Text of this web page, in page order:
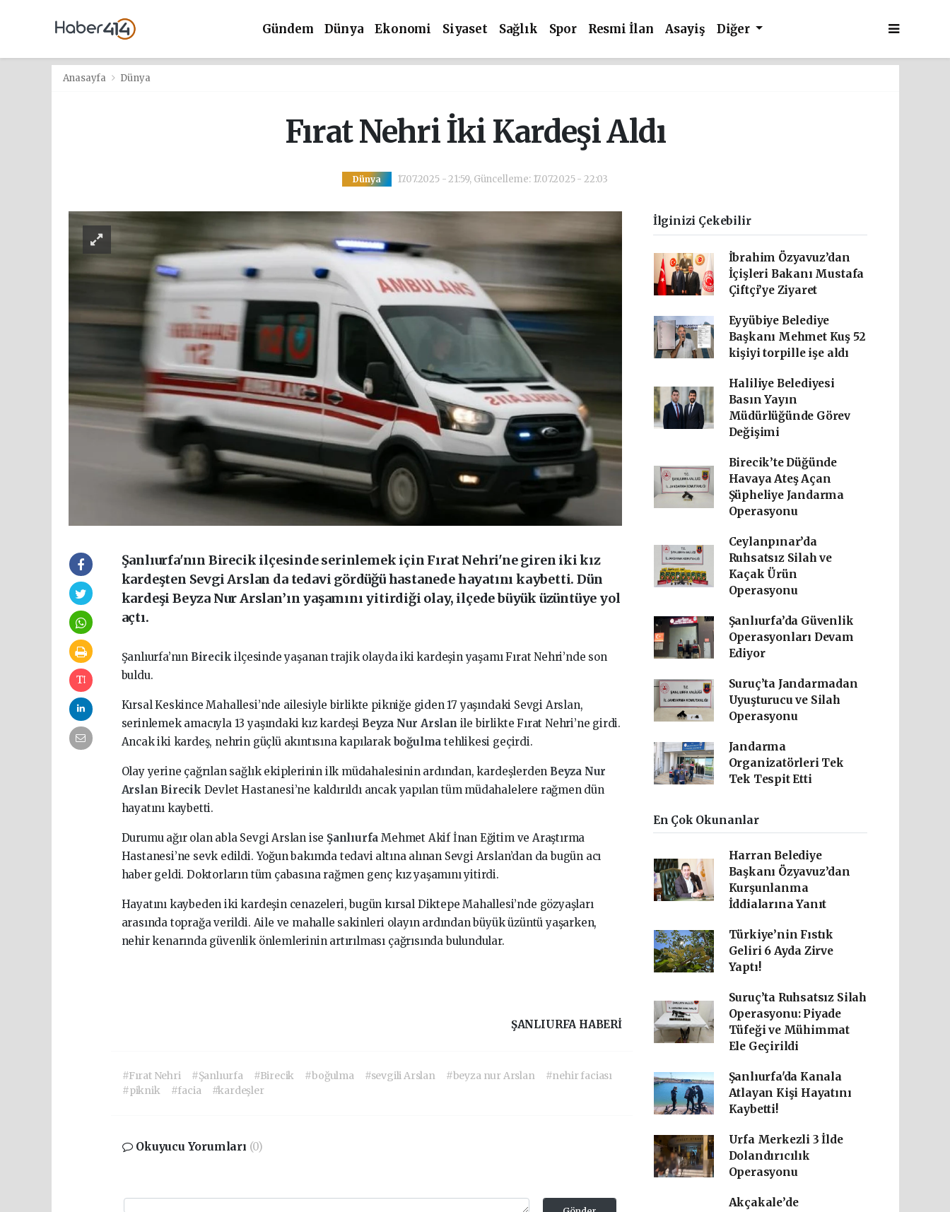
Gündem Dünya Ekonomi Siyaset Sağlık Spor Resmi İlan Asayiş Diğer
Anasayfa Dünya
Fırat Nehri İki Kardeşi Aldı
Dünya 17.07.2025 - 21:59, Güncelleme: 17.07.2025 - 22:03
Şanlıurfa'nın Birecik ilçesinde serinlemek için Fırat Nehri'ne giren iki kız
kardeşten Sevgi Arslan da tedavi gördüğü hastanede hayatını kaybetti. Dün
kardeşi Beyza Nur Arslan’ın yaşamını yitirdiği olay, ilçede büyük üzüntüye yol
açtı.
Şanlıurfa’nın Birecikilçesinde yaşanan trajik olayda iki kardeşin yaşamı Fırat Nehri’nde son
buldu.
Kırsal Keskince Mahallesi’nde ailesiyle birlikte pikniğe giden 17 yaşındaki Sevgi Arslan,
serinlemek amacıyla 13 yaşındaki kız kardeşi Beyza Nur Arslan ile birlikte Fırat Nehri’ne girdi.
Ancak iki kardeş, nehrin güçlü akıntısına kapılarak boğulmatehlikesi geçirdi.
Olay yerine çağrılan sağlık ekiplerinin ilk müdahalesinin ardından, kardeşlerden Beyza Nur
Arslan Birecik Devlet Hastanesi’ne kaldırıldı ancak yapılan tüm müdahalelere rağmen dün
hayatını kaybetti.
Durumu ağır olan abla Sevgi Arslan ise ŞanlıurfaMehmet Akif İnan Eğitim ve Araştırma
Hastanesi’ne sevk edildi. Yoğun bakımda tedavi altına alınan Sevgi Arslan’dan da bugün acı
haber geldi. Doktorların tüm çabasına rağmen genç kız yaşamını yitirdi.
Hayatını kaybeden iki kardeşin cenazeleri, bugün kırsal Diktepe Mahallesi’nde gözyaşları
arasında toprağa verildi. Aile ve mahalle sakinleri olayın ardından büyük üzüntü yaşarken,
nehir kenarında güvenlik önlemlerinin artırılması çağrısında bulundular.
ŞANLIURFA HABERİ
#Fırat Nehri #Şanlıurfa #Birecik #boğulma #sevgili Arslan #beyza nur Arslan
#nehir faciası
#piknik
#facia #kardeşler
Okuyucu Yorumları (0)
İlginizi Çekebilir
İbrahim Özyavuz’dan
İçişleri Bakanı Mustafa
Çiftçi’ye Ziyaret
Eyyübiye Belediye
Başkanı Mehmet Kuş 52
kişiyi torpille işe aldı
Haliliye Belediyesi
Basın Yayın
Müdürlüğünde Görev
Değişimi
Birecik’te Düğünde
Havaya Ateş Açan
Şüpheliye Jandarma
Operasyonu
Ceylanpınar’da
Ruhsatsız Silah ve
Kaçak Ürün
Operasyonu
Şanlıurfa’da Güvenlik
Operasyonları Devam
Ediyor
Suruç’ta Jandarmadan
Uyuşturucu ve Silah
Operasyonu
Jandarma
Organizatörleri Tek
Tek Tespit Etti
En Çok Okunanlar
Harran Belediye
Başkanı Özyavuz’dan
Kurşunlanma
İddialarına Yanıt
Türkiye’nin Fıstık
Geliri 6 Ayda Zirve
Yaptı!
Suruç’ta Ruhsatsız Silah
Operasyonu: Piyade
Tüfeği ve Mühimmat
Ele Geçirildi
Şanlıurfa'da Kanala
Atlayan Kişi Hayatını
Kaybetti!
Urfa Merkezli 3 İlde
Dolandırıcılık
Operasyonu
Akçakale’de